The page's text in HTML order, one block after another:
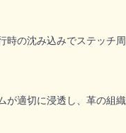
の沈み込みでステッチ
適切に浸透し、革の組